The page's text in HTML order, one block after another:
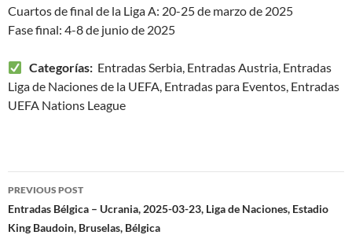
Cuartos de final de la Liga A: 20-25 de marzo de 2025
Fase final: 4-8 de junio de 2025
Categorías: Entradas Serbia, Entradas Austria, Entradas
Liga de Naciones de la UEFA, Entradas para Eventos, Entradas
UEFA Nations League
Post
navigation
PREVIOUS POST
Entradas Bélgica – Ucrania, 2025-03-23, Liga de Naciones, Estadio
King Baudoin, Bruselas, Bélgica